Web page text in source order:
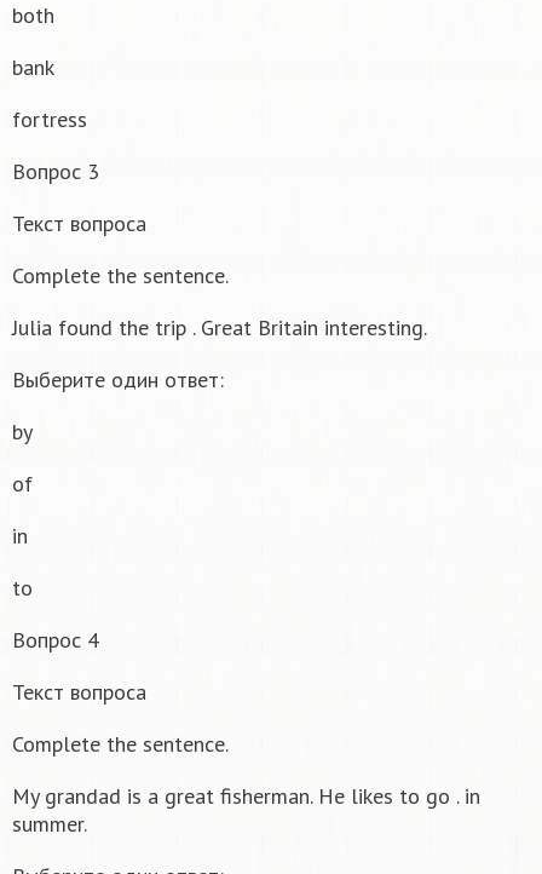
both
bank
fortress
Вопрос 3
Текст вопроса
Complete the sentence.
Julia found the trip . Great Britain interesting.
Выберите один ответ:
by
of
in
to
Вопрос 4
Текст вопроса
Complete the sentence.
My grandad is a great fisherman. He likes to go . in
summer.